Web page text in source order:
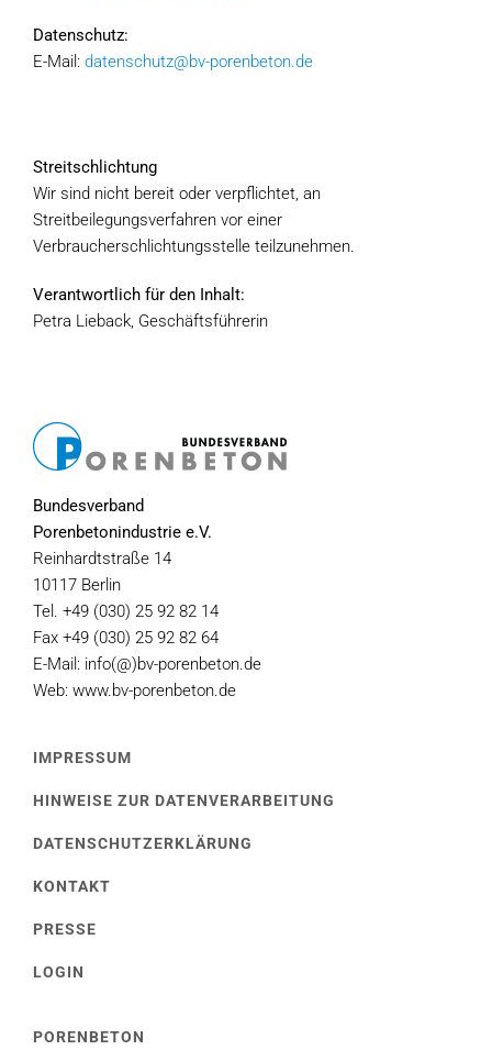
Datenschutz:
E-Mail: datenschutz@bv-porenbeton.de
Streitschlichtung
Wir sind nicht bereit oder verpflichtet, an
Streitbeilegungsverfahren vor einer
Verbraucherschlichtungsstelle teilzunehmen.
Verantwortlich für den Inhalt:
Petra Lieback, Geschäftsführerin
Bundesverband
Porenbetonindustrie e.V.
Reinhardtstraße 14
10117 Berlin
Tel. +49 (030) 25 92 82 14
Fax +49 (030) 25 92 82 64
E-Mail: info(@)bv-porenbeton.de
Web: www.bv-porenbeton.de
IMPRESSUM
HINWEISE ZUR DATENVERARBEITUNG
DATENSCHUTZERKLÄRUNG
KONTAKT
PRESSE
LOGIN
PORENBETON